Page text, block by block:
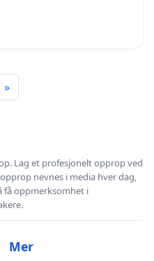
»
Lag et profesjonelt opprop ved
nevnes i media hver dag,
få oppmerksomhet i
Mer